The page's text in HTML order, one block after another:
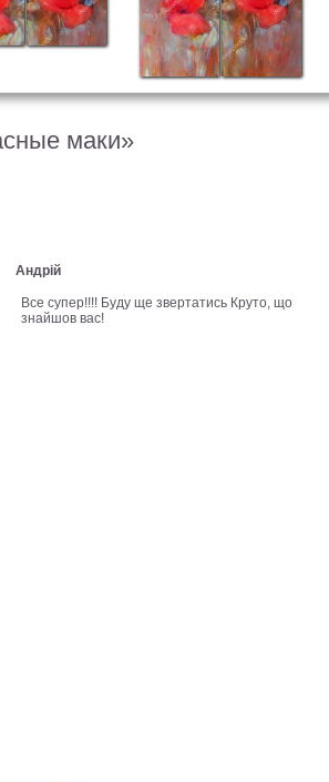
маки»
Андрій
Все супер!!!! Буду ще звертатись Круто, що
знайшов вас!